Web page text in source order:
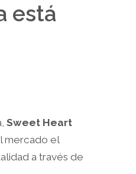
está
Sweet Heart
mercado el
a través de